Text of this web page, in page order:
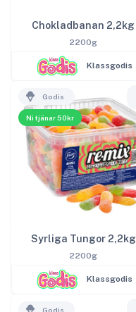
Chokladbanan 2,2kg
2200g
Klassgodis
Ni tjänar 50kr
Godis
Syrliga Tungor 2,2kg
2200g
Klassgodis
Godis